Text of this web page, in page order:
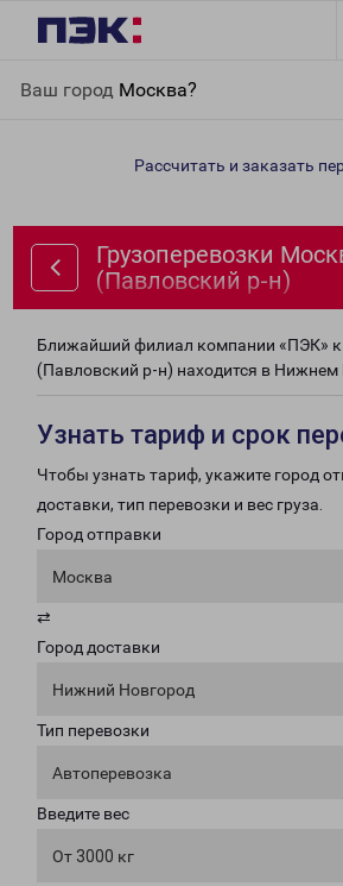
Ваш город Москва?
(Павловский р-н)
Рассчитать и заказать
Грузоперевозки
(Павловский р-н)
Ближайший филиал компании «ПЭК» к
(Павловский р-н) находится в Нижнем
Узнать тариф и срок
Чтобы узнать тариф, укажите город
доставки, тип перевозки и вес груза.
Город отправки
Москва
⇄
Город доставки
Нижний Новгород
Тип перевозки
Автоперевозка
Введите вес
От 3000 кг